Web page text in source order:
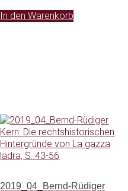
In den Warenkorb
2019_04_Bernd-Rüdiger